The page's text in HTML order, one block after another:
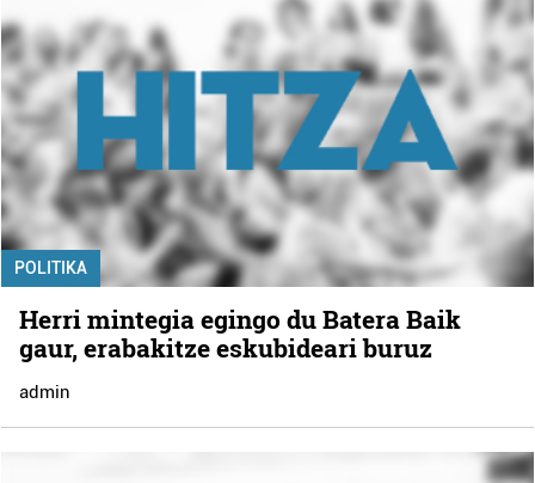
POLITIKA
Herri mintegia egingo du Batera Baik
gaur, erabakitze eskubideari buruz
admin